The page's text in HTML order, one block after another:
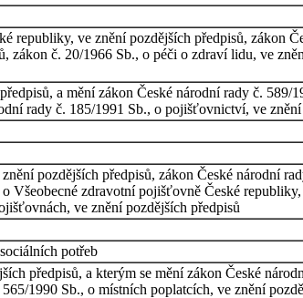
republiky, ve znění pozdějších předpisů, zákon
zákon č. 20/1966 Sb., o péči o zdraví lidu, ve
a mění zákon České národní rady č. 589/
rady č. 185/1991 Sb., o pojišťovnictví, ve
pozdějších předpisů, zákon České národní
Všeobecné zdravotní pojišťovně České
ve znění pozdějších předpisů
potřeb
předpisů, a kterým se mění zákon České
1990 Sb., o místních poplatcích, ve znění